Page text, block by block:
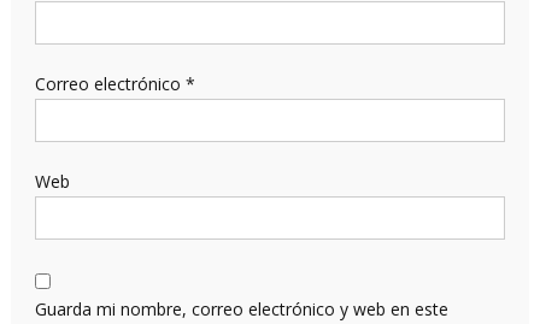
Correo electrónico *
Web
Guarda mi nombre, correo electrónico y web en este